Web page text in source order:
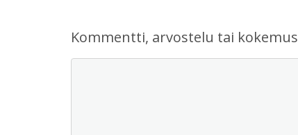
Kommentti, arvostelu tai kokemus